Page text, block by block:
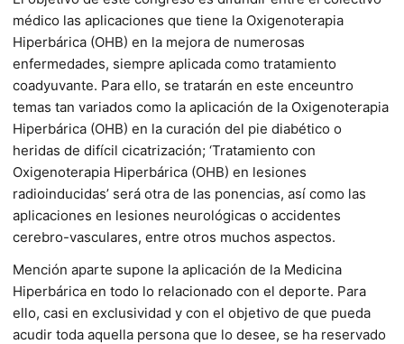
médico las aplicaciones que tiene la Oxigenoterapia
Hiperbárica (OHB) en la mejora de numerosas
enfermedades, siempre aplicada como tratamiento
coadyuvante. Para ello, se tratarán en este enceuntro
temas tan variados como la aplicación de la Oxigenoterapia
Hiperbárica (OHB) en la curación del pie diabético o
heridas de difícil cicatrización; ‘Tratamiento con
Oxigenoterapia Hiperbárica (OHB) en lesiones
radioinducidas’ será otra de las ponencias, así como las
aplicaciones en lesiones neurológicas o accidentes
cerebro-vasculares, entre otros muchos aspectos.
Mención aparte supone la aplicación de la Medicina
Hiperbárica en todo lo relacionado con el deporte. Para
ello, casi en exclusividad y con el objetivo de que pueda
acudir toda aquella persona que lo desee, se ha reservado